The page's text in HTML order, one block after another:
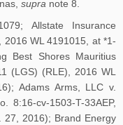
supra note 8.
Allstate Insurance
WL 4191015, at *1-
Best Shores Mauritius
(LGS) (RLE), 2016 WL
Adams Arms, LLC v.
8:16-cv-1503-T-33AEP,
27, 2016); Brand Energy